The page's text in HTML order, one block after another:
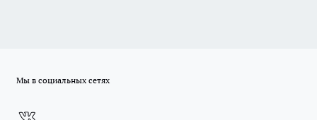
Мы в социальных сетях